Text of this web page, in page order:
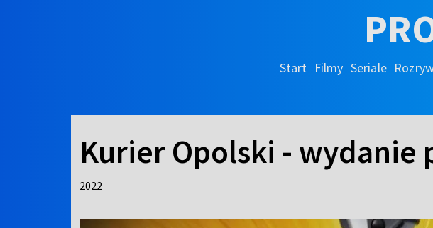
Start Filmy Seriale
Kurier Opolski - wydanie
2022